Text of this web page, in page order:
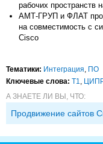
рабочих пространств
АМТ-ГРУП и ФЛАТ
на совместимость с
Cisco
Тематики: Интеграция, ПО
Ключевые слова: Т1,
А ЗНАЕТЕ ЛИ ВЫ, ЧТО:
Продвижение сайтов